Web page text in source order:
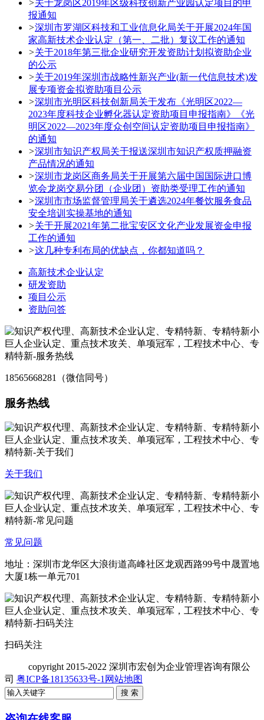
>关于龙岗区2019年区级科技创新产业园认定项目的申
报通知
>深圳市罗湖区科技和工业信息化局关于开展2024年国
家高新技术企业认定（第一、二批）复议工作的通知
>关于2018年第三批企业研究开发资助计划拟资助企业
的公示
>关于2019年深圳市战略性新兴产业(新一代信息技术)发
展专项资金拟资助项目公示
>深圳市光明区科技创新局关于发布《光明区2022—
2023年度科技企业孵化器认定资助项目申报指南》《光
明区2022—2023年度众创空间认定资助项目申报指南》
的通知
>深圳市知识产权局关于报送深圳市知识产权质押融资
产品情况的通知
>深圳市龙岗区商务局关于开展第六届中国国际进口博
览会龙岗交易分团（企业团）资助类受理工作的通知
>深圳市市场监督管理局关于遴选2024年餐饮服务食品
安全培训实操基地的通知
>关于开展2021年第二批宝安区文化产业发展资金申报
工作的通知
>这几种专利布局的优缺点，你都知道吗？
高新技术企业认定
研发资助
项目公示
资助问答
18565668281（微信同号）
服务热线
关于我们
常见问题
地址：深圳市龙华区大浪街道高峰社区龙观西路99号中晟置地
大厦1栋一单元701
扫码关注
copyright 2015-2022 深圳市宏创为企业管理咨询有限公
司 粤ICP备18135633号-1 网站地图